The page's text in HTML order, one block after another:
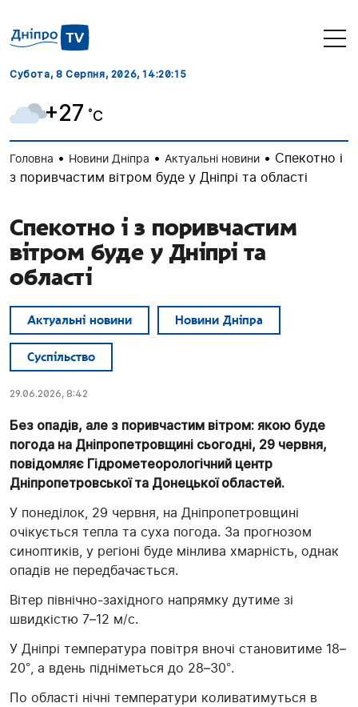
Субота, 8 Серпня, 2026, 14:20:16
+27 ˚C
Головна • Новини Дніпра • Актуальні новини • Спекотно і
з поривчастим вітром буде у Дніпрі та області
Спекотно і з поривчастим
вітром буде у Дніпрі та
області
Актуальні новини Новини Дніпра
Суспільство
29.06.2026, 8:42
Без опадів, але з поривчастим вітром: якою буде
погода на Дніпропетровщині сьогодні, 29 червня,
повідомляє Гідрометеорологічний центр
Дніпропетровської та Донецької областей.
У понеділок, 29 червня, на Дніпропетровщині
очікується тепла та суха погода. За прогнозом
синоптиків, у регіоні буде мінлива хмарність, однак
опадів не передбачається.
Вітер північно-західного напрямку дутиме зі
швидкістю 7–12 м/с.
У Дніпрі температура повітря вночі становитиме 18–
20°, а вдень підніметься до 28–30°.
По області нічні температури коливатимуться в